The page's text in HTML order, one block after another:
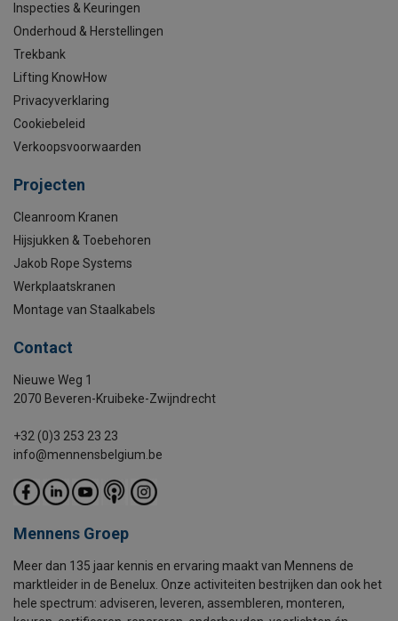
Inspecties & Keuringen
Onderhoud & Herstellingen
Trekbank
Lifting KnowHow
Privacyverklaring
Cookiebeleid
Verkoopsvoorwaarden
Projecten
Cleanroom Kranen
Hijsjukken & Toebehoren
Jakob Rope Systems
Werkplaatskranen
Montage van Staalkabels
Contact
Nieuwe Weg 1
2070 Beveren-Kruibeke-Zwijndrecht
+32 (0)3 253 23 23
info@mennensbelgium.be
Mennens Groep
Meer dan 135 jaar kennis en ervaring maakt van Mennens de
marktleider in de Benelux. Onze activiteiten bestrijken dan ook het
hele spectrum: adviseren, leveren, assembleren, monteren,